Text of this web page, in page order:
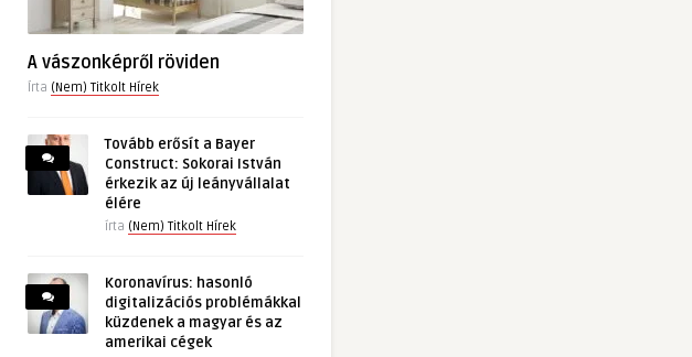
A vászonképről röviden
Írta (Nem) Titkolt Hírek
Tovább erősít a Bayer
Construct: Sokorai István
érkezik az új leányvállalat
élére
írta (Nem) Titkolt Hírek
Koronavírus: hasonló
digitalizációs problémákkal
küzdenek a magyar és az
amerikai cégek